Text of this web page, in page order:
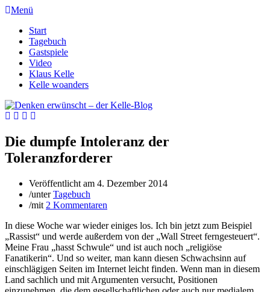
Menü
Start
Tagebuch
Gastspiele
Video
Klaus Kelle
Kelle woanders
Die dumpfe Intoleranz der
Toleranzforderer
Veröffentlicht am 4. Dezember 2014
/unterTagebuch
/mit 2 Kommentaren
In diese Woche war wieder einiges los. Ich bin jetzt zum Beispiel
„Rassist“ und werde außerdem von der „Wall Street ferngesteuert“.
Meine Frau „hasst Schwule“ und ist auch noch „religiöse
Fanatikerin“. Und so weiter, man kann diesen Schwachsinn auf
einschlägigen Seiten im Internet leicht finden. Wenn man in diesem
Land sachlich und mit Argumenten versucht, Positionen